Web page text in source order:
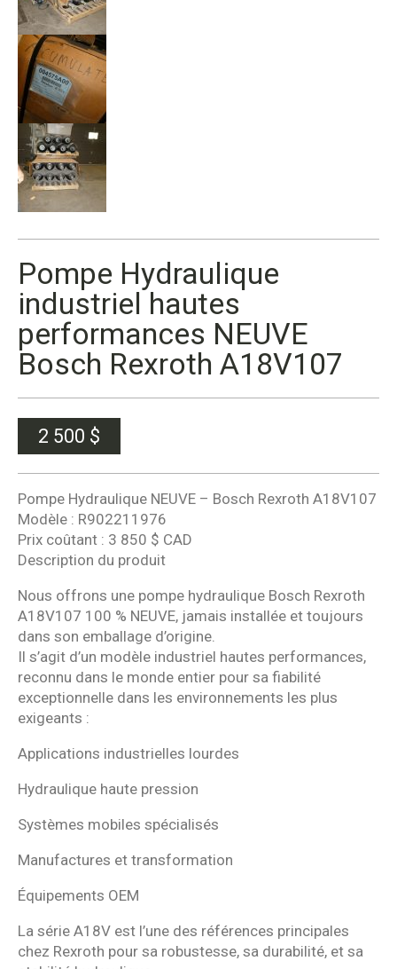
Pompe Hydraulique
industriel hautes
performances NEUVE
Bosch Rexroth A18V107
2 500 $
Pompe Hydraulique NEUVE – Bosch Rexroth A18V107
Modèle : R902211976
Prix coûtant : 3 850 $ CAD
Description du produit
Nous offrons une pompe hydraulique Bosch Rexroth
A18V107 100 % NEUVE, jamais installée et toujours
dans son emballage d’origine.
Il s’agit d’un modèle industriel hautes performances,
reconnu dans le monde entier pour sa fiabilité
exceptionnelle dans les environnements les plus
exigeants :
Applications industrielles lourdes
Hydraulique haute pression
Systèmes mobiles spécialisés
Manufactures et transformation
Équipements OEM
La série A18V est l’une des références principales
chez Rexroth pour sa robustesse, sa durabilité, et sa